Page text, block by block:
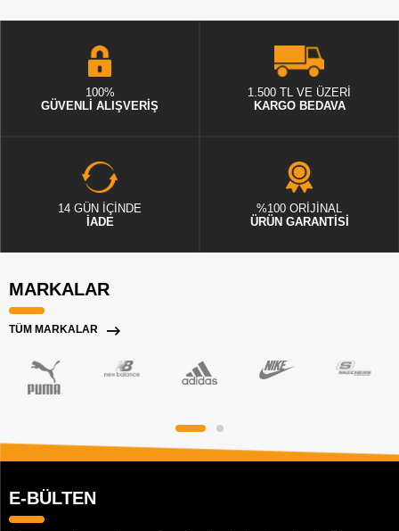
100%
GÜVENLİ ALIŞVERİŞ
1.500 TL VE ÜZERİ
KARGO BEDAVA
14 GÜN İÇİNDE
İADE
%100 ORİJİNAL
ÜRÜN GARANTİSİ
MARKALAR
TÜM MARKALAR
E-BÜLTEN